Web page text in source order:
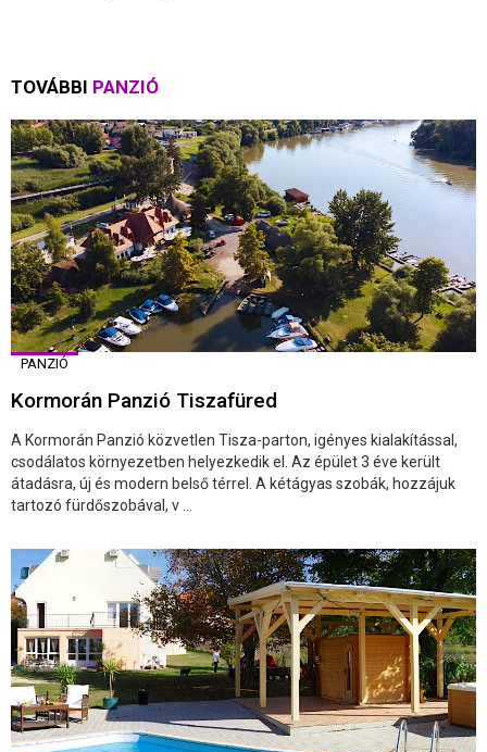
TOVÁBBI PANZIÓ
PANZIÓ
Kormorán Panzió Tiszafüred
A Kormorán Panzió közvetlen Tisza-parton, igényes kialakítással,
csodálatos környezetben helyezkedik el. Az épület 3 éve került
átadásra, új és modern belső térrel. A kétágyas szobák, hozzájuk
tartozó fürdőszobával, v ...